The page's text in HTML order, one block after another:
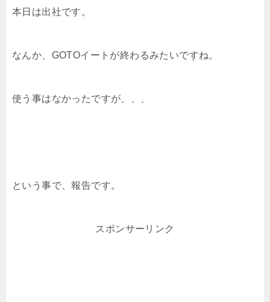
本日は出社です。
なんか、GOTOイートが終わるみたいですね。
使う事はなかったですが、、、
という事で、報告です。
スポンサーリンク